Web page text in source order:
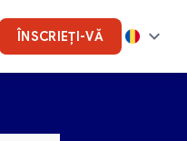
ÎNSCRIEȚI-VĂ